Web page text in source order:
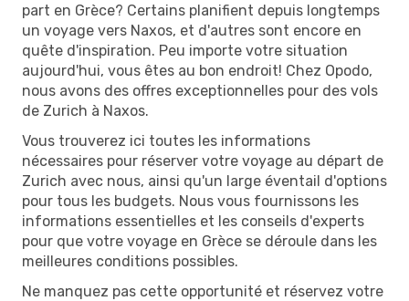
part en Grèce? Certains planifient depuis longtemps
un voyage vers Naxos, et d'autres sont encore en
quête d'inspiration. Peu importe votre situation
aujourd'hui, vous êtes au bon endroit! Chez Opodo,
nous avons des offres exceptionnelles pour des vols
de Zurich à Naxos.
Vous trouverez ici toutes les informations
nécessaires pour réserver votre voyage au départ de
Zurich avec nous, ainsi qu'un large éventail d'options
pour tous les budgets. Nous vous fournissons les
informations essentielles et les conseils d'experts
pour que votre voyage en Grèce se déroule dans les
meilleures conditions possibles.
Ne manquez pas cette opportunité et réservez votre